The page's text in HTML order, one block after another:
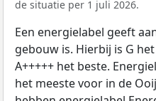
de situatie per 1 juli 2026.
Een energielabel geeft
gebouw is. Hierbij is G
A+++++ het beste.
het meeste voor in de